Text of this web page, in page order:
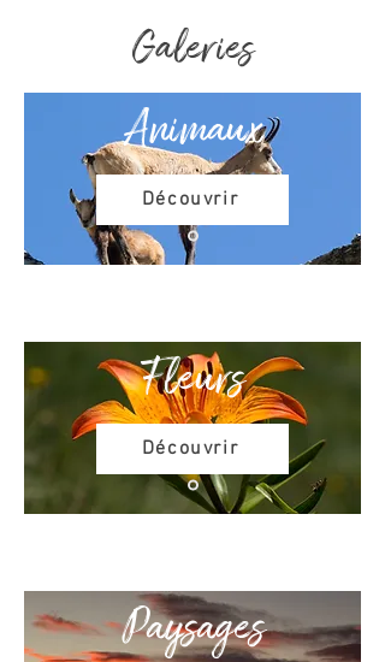
Galeries
Animaux
Découvrir
Fleurs
Découvrir
Paysages